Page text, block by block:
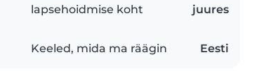
lapsehoidmise koht
juures
Keeled, mida ma räägin Eesti